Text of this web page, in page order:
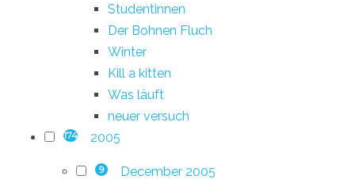
Studentinnen
Der Bohnen Fluch
Winter
Kill a kitten
Was läuft
neuer versuch
174 2005
9 December 2005